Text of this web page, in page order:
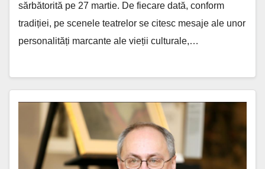
sărbătorită pe 27 martie. De fiecare dată, conform
tradiției, pe scenele teatrelor se citesc mesaje ale unor
personalități marcante ale vieții culturale,…